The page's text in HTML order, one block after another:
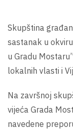
Skupština
sastanak u
u Gradu
lokalnih vlasti i
Na završnoj
vijeća Grada
navedene